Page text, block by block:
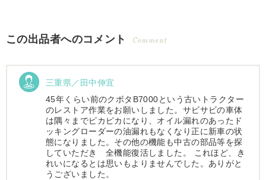
この出品者へのコメント Comment
三重県／田中伸宜
45年くらい前のクボタB7000という古いトラクター
のレストア作業をお願いしました。サビサビの車体
は隅々までピカピカになり、オイル漏れのあったド
ッキングローダーの油漏れもなくなり正に新車の状
態になりました。その他の機能も中古の部品等を探
していただき 全機能復活しました。 これほど、き
れいになるとは思いもよりませんでした。ありがと
うございました。